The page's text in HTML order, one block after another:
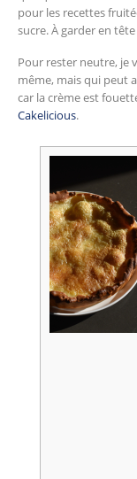
pour les recettes
sucre. À garder en
Pour rester neutre, je
même, mais qui peut
car la crème est
Cakelicious.